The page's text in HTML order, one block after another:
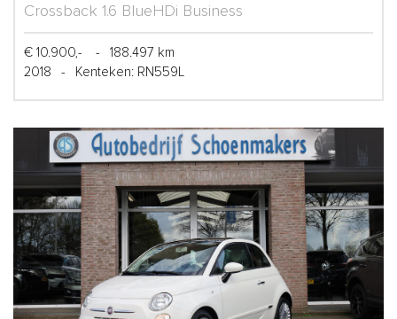
Crossback 1.6 BlueHDi Business
€ 10.900,- -
188.497 km
2018
- Kenteken: RN559L